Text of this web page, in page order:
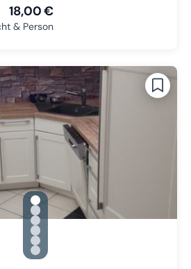
18,00 €
& Person
gallery.slide_selector
Zu Slide 1 wechseln
Zu Slide 2 wechseln
Zu Slide 3 wechseln
Zu Slide 4 wechseln
Zu Slide 5 wechseln
Zu Slide 6 wechseln